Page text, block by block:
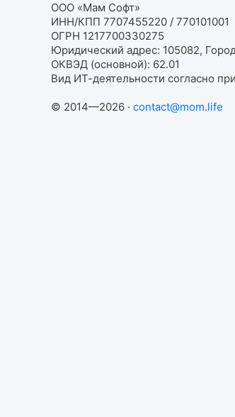
ООО «Мам Софт»
ИНН/КПП 7707455220 / 770101001
ОГРН 1217700330275
Юридический адрес: 105082,
ОКВЭД (основной): 62.01
Вид ИТ-деятельности согласно
© 2014—2026 · contact@mom.life